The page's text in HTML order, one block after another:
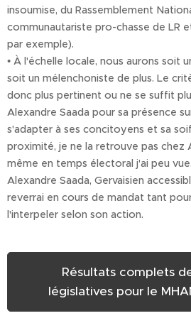
insoumise, du Rassemblement
communautariste pro-chasse de LR
par exemple).
• À l'échelle locale, nous aurons soit
soit un mélenchoniste de plus. Le
donc plus pertinent ou ne se suffit
Alexandre Saada pour sa présence
s'adapter à ses concitoyens et sa
proximité, je ne la retrouve pas chez
même en temps électoral j'ai peu
Alexandre Saada, Gervaisien
reverrai en cours de mandat tant
l'interpeler selon son action.
Résultats complets
législatives pour le